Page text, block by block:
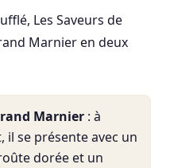
Les Saveurs de
Marnier en deux
Marnier : à
se présente avec un
dorée et un